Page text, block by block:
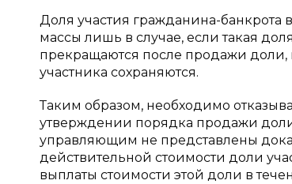
Доля участия гражданина-банкрота
массы лишь в случае, если такая
прекращаются после продажи доли,
участника сохраняются.
Таким образом, необходимо
утверждении порядка продажи
управляющим не представлены
действительной стоимости доли
выплаты стоимости этой доли в